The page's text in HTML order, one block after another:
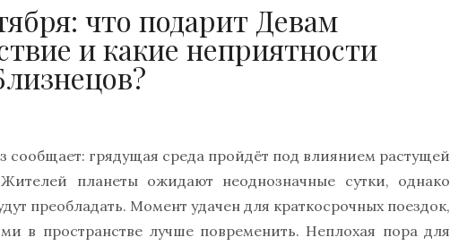
что подарит Девам
и какие неприятности
сообщает: грядущая среда пройдёт под влиянием растущей
планеты ожидают неоднозначные сутки, однако
преобладать. Момент удачен для краткосрочных поездок,
в пространстве лучше повременить. Неплохая пора для